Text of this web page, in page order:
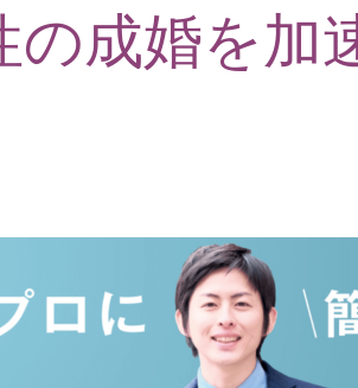
の成婚を加